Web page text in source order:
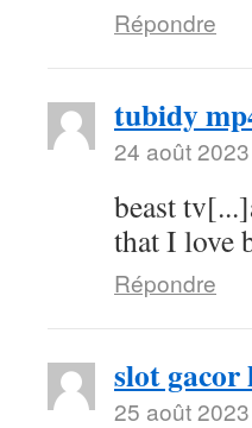
Répondre
tubidy
24 août
beast
that I love
Répondre
slot
25 août